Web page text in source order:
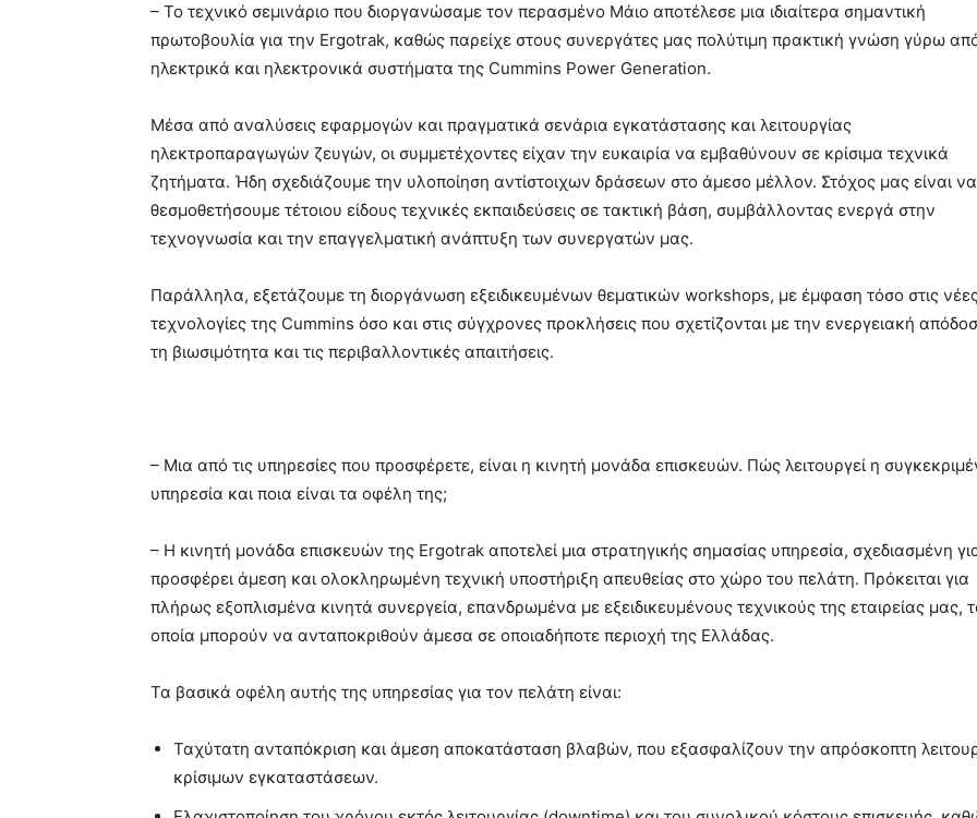
– Το τεχνικό σεμινάριο που διοργανώσαμε τον περασμένο Μάιο αποτέλεσε μια ιδιαίτερα σημαντική
πρωτοβουλία για την Ergotrak, καθώς παρείχε στους συνεργάτες μας πολύτιμη πρακτική γνώση γύρω
ηλεκτρικά και ηλεκτρονικά συστήματα της Cummins Power Generation.
Μέσα από αναλύσεις εφαρμογών και πραγματικά σενάρια εγκατάστασης και λειτουργίας
ηλεκτροπαραγωγών ζευγών, οι συμμετέχοντες είχαν την ευκαιρία να εμβαθύνουν σε κρίσιμα τεχνικά
ζητήματα. Ήδη σχεδιάζουμε την υλοποίηση αντίστοιχων δράσεων στο άμεσο μέλλον. Στόχος μας είναι να
θεσμοθετήσουμε τέτοιου είδους τεχνικές εκπαιδεύσεις σε τακτική βάση, συμβάλλοντας ενεργά στην
τεχνογνωσία και την επαγγελματική ανάπτυξη των συνεργατών μας.
Παράλληλα, εξετάζουμε τη διοργάνωση εξειδικευμένων θεματικών workshops, με έμφαση τόσο στις
τεχνολογίες της Cummins όσο και στις σύγχρονες προκλήσεις που σχετίζονται με την ενεργειακή
τη βιωσιμότητα και τις περιβαλλοντικές απαιτήσεις.
– Μια από τις υπηρεσίες που προσφέρετε, είναι η κινητή μονάδα επισκευών. Πώς λειτουργεί η
υπηρεσία και ποια είναι τα οφέλη της;
– Η κινητή μονάδα επισκευών της Ergotrak αποτελεί μια στρατηγικής σημασίας υπηρεσία, σχεδιασμένη
προσφέρει άμεση και ολοκληρωμένη τεχνική υποστήριξη απευθείας στο χώρο του πελάτη. Πρόκειται για
πλήρως εξοπλισμένα κινητά συνεργεία, επανδρωμένα με εξειδικευμένους τεχνικούς της εταιρείας μας,
οποία μπορούν να ανταποκριθούν άμεσα σε οποιαδήποτε περιοχή της Ελλάδας.
Τα βασικά οφέλη αυτής της υπηρεσίας για τον πελάτη είναι:
Ταχύτατη ανταπόκριση και άμεση αποκατάσταση βλαβών, που εξασφαλίζουν την απρόσκοπτη
κρίσιμων εγκαταστάσεων.